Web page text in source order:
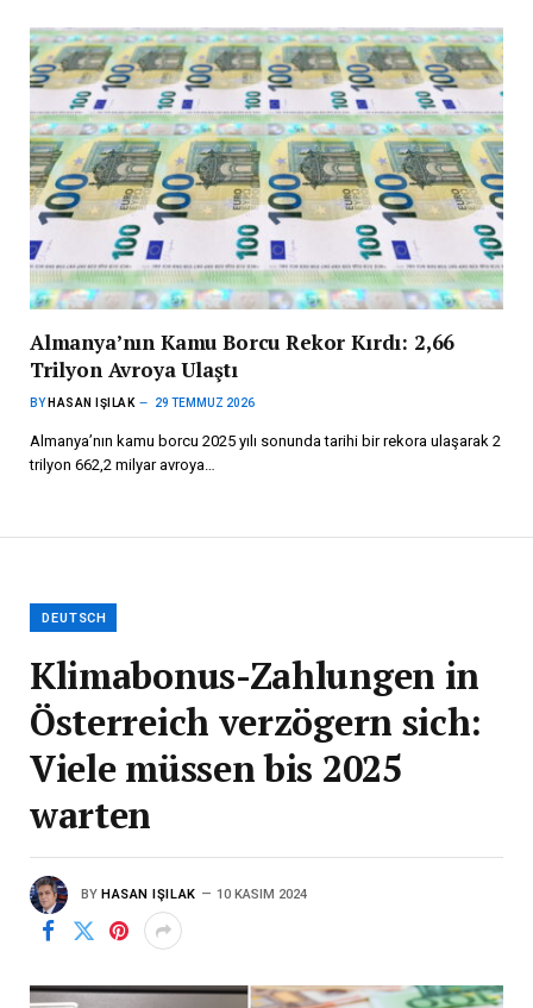
Almanya’nın Kamu Borcu Rekor Kırdı: 2,66
Trilyon Avroya Ulaştı
BY HASAN IŞILAK 29 TEMMUZ 2026
Almanya’nın kamu borcu 2025 yılı sonunda tarihi bir rekora ulaşarak 2
trilyon 662,2 milyar avroya…
DEUTSCH
Klimabonus-Zahlungen in
Österreich verzögern sich:
Viele müssen bis 2025
warten
BY HASAN IŞILAK 10 KASIM 2024